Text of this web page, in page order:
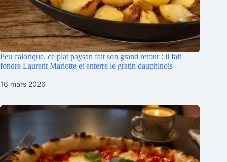
Peu calorique, ce plat paysan fait son grand retour : il fait
fondre Laurent Mariotte et enterre le gratin dauphinois
16 mars 2026